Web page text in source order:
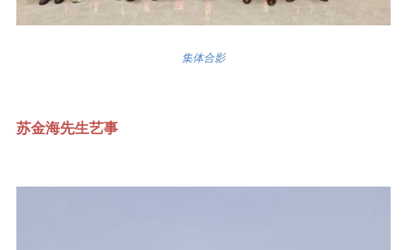
集体合影
苏金海先生艺事